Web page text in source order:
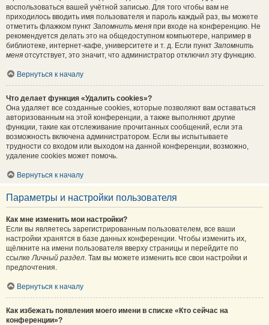
воспользоваться вашей учётной записью. Для того чтобы вам не
приходилось вводить имя пользователя и пароль каждый раз, вы можете
отметить флажком пункт Запомнить меня при входе на конференцию. Не
рекомендуется делать это на общедоступном компьютере, например в
библиотеке, интернет-кафе, университете и т. д. Если пункт Запомнить
меня отсутствует, это значит, что администратор отключил эту функцию.
Вернуться к началу
Что делает функция «Удалить cookies»?
Она удаляет все созданные cookies, которые позволяют вам оставаться
авторизованным на этой конференции, а также выполняют другие
функции, такие как отслеживание прочитанных сообщений, если эта
возможность включена администратором. Если вы испытываете
трудности со входом или выходом на данной конференции, возможно,
удаление cookies может помочь.
Вернуться к началу
Параметры и настройки пользователя
Как мне изменить мои настройки?
Если вы являетесь зарегистрированным пользователем, все ваши
настройки хранятся в базе данных конференции. Чтобы изменить их,
щёлкните на имени пользователя вверху страницы и перейдите по
ссылкеЛичный раздел. Там вы можете изменить все свои настройки и
предпочтения.
Вернуться к началу
Как избежать появления моего имени в списке «Кто сейчас на
конференции»?